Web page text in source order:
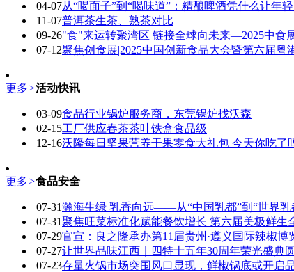
04-07从“喝面子”到“喝味道”：精酿啤酒凭什么让年
11-07普洱茶生茶、熟茶对比
09-26"食"来运转聚湾区 链接全球向未来—2025中食
07-12聚焦创食展|2025中国创新食品大会暨第六届粤
更多>活动快讯
03-09食品行业锅炉服务商，东莞锅炉找沃森
02-15工厂供应春茶茶叶铁盒食品级
12-16沃隆每日坚果营养干果零食大礼包 今天你吃了
更多>食品安全
07-31瀚海生绿 乳香向远——从“中国乳都”到“世界乳
07-31聚焦旺菜标准化赋能餐饮增长 第六届美极鲜生
07-29官宣：良之隆承办第11届贵州·遵义国际辣椒博
07-27让世界品味江西｜四特十五年30周年荣光盛典
07-23存量火锅市场突围风口显现，鲜椒锅底或开启